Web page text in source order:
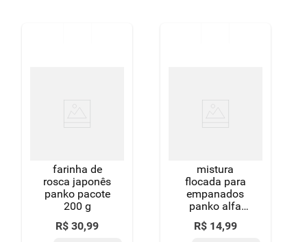
farinha de
rosca japonês
panko pacote
200 g
R$ 30,99
mistura
flocada para
empanados
panko alfa
200g
R$ 14,99
chocolate